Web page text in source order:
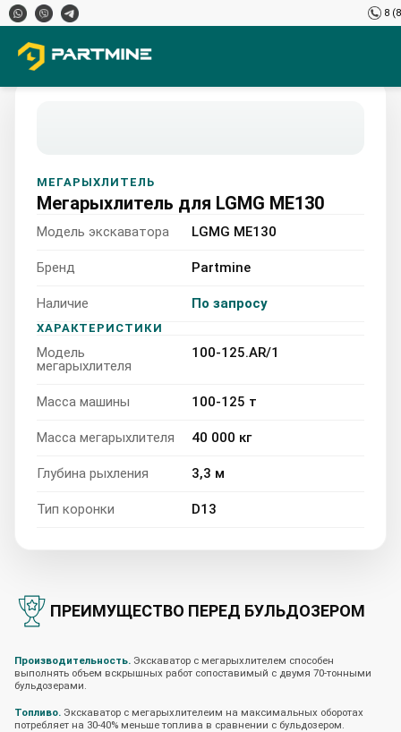
8
LGMG ME130 100-125.AR/
100-125 т
МЕГАРЫХЛИТЕЛЬ
Мегарыхлитель для LGMG ME130
Модель экскаватора LGMG ME130
Бренд Partmine
Наличие По запросу
ХАРАКТЕРИСТИКИ
Модель
мегарыхлителя
100-125.AR/1
Масса машины 100-125 т
Масса мегарыхлителя 40 000 кг
Глубина рыхления 3,3 м
Тип коронки D13
ПРЕИМУЩЕСТВО ПЕРЕД БУЛЬДОЗЕРОМ
Производительность. Экскаватор с мегарыхлителем способен
выполнять объем вскрышных работ сопоставимый с двумя 70-тонными
бульдозерами.
Топливо. Экскаватор с мегарыхлителеим на максимальных оборотах
потребляет на 30-40% меньше топлива в сравнении с бульдозером.